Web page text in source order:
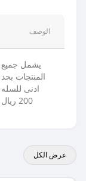
الوصف
يشمل جميع
المنتجات بحد
ادنى للسله
200 ريال
عرض الكل